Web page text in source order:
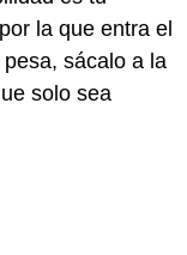
la que entra el
sácalo a la
solo sea